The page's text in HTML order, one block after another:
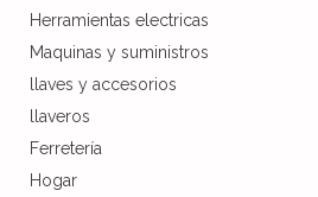
Herramientas electricas
Maquinas y suministros
llaves y accesorios
llaveros
Ferretería
Hogar